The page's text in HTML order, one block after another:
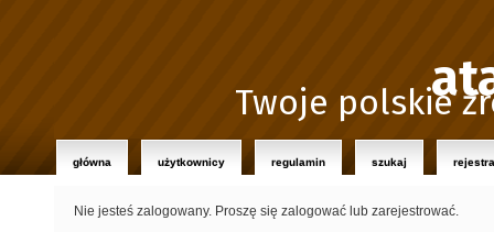
Twoje polskie
główna użytkownicy regulamin szukaj
Nie jesteś zalogowany. Proszę się zalogować lub zarejestrować.